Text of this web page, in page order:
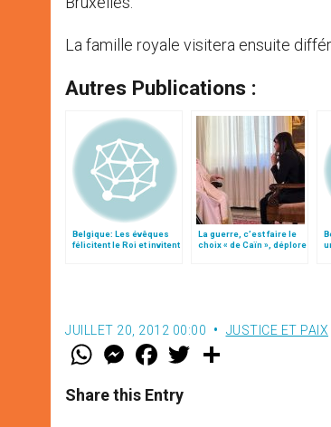
La famille royale visitera ensuite
Autres Publications :
Belgique: Les évêques
félicitent le Roi et invitent
La guerre, c’est faire le
choix « de Caïn », déplore
JUILLET 20, 2012 00:00 JUSTICE ET PAIX
W
t
s
M
e
s
e
F
a
e
b
w
Share this Entry